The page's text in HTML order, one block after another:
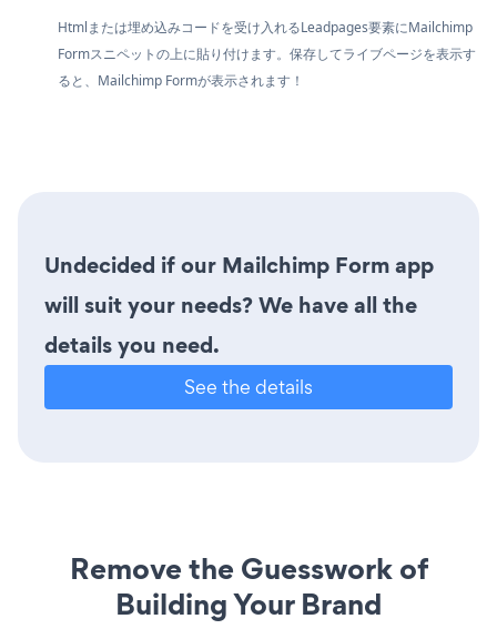
Htmlまたは埋め込みコードを受け入れるLeadpages要素にMailchimp
Formスニペットの上に貼り付けます。保存してライブページを表示す
ると、Mailchimp Formが表示されます！
Undecided if our Mailchimp Form app
will suit your needs? We have all the
details you need.
See the details
Remove the Guesswork of
Building Your Brand